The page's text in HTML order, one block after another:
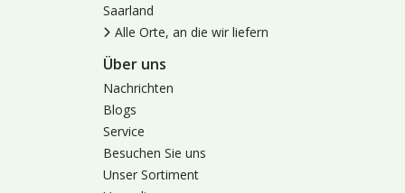
Saarland
Alle Orte, an die wir liefern
Über uns
Nachrichten
Blogs
Service
Besuchen Sie uns
Unser Sortiment